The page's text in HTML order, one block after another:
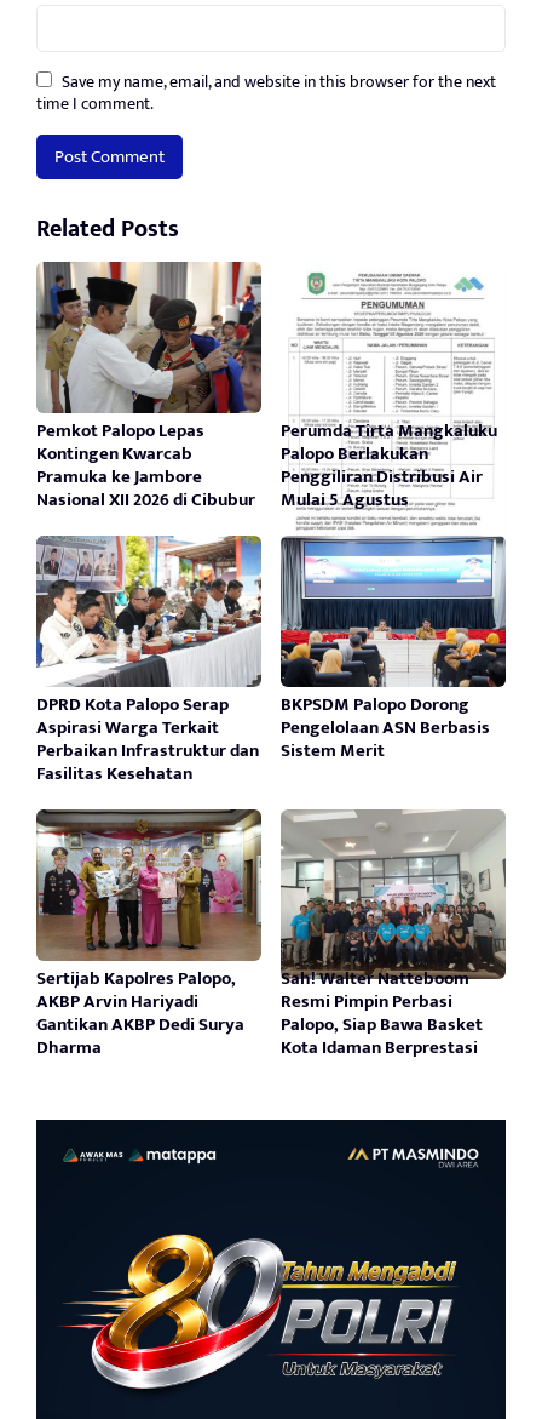
Save my name, email, and website in this browser for the next
time I comment.
Related Posts
Pemkot Palopo Lepas
Kontingen Kwarcab
Pramuka ke Jambore
Nasional XII 2026 di Cibubur
Perumda Tirta Mangkaluku
Palopo Berlakukan
Penggiliran Distribusi Air
Mulai 5 Agustus
DPRD Kota Palopo Serap
Aspirasi Warga Terkait
Perbaikan Infrastruktur dan
Fasilitas Kesehatan
BKPSDM Palopo Dorong
Pengelolaan ASN Berbasis
Sistem Merit
Sertijab Kapolres Palopo,
AKBP Arvin Hariyadi
Gantikan AKBP Dedi Surya
Dharma
Sah! Walter Natteboom
Resmi Pimpin Perbasi
Palopo, Siap Bawa Basket
Kota Idaman Berprestasi